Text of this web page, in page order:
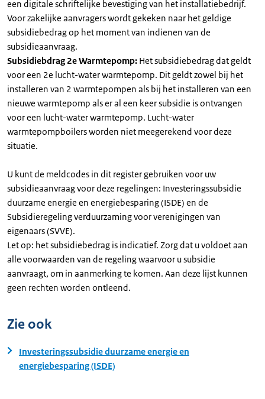
een digitale schriftelijke bevestiging van het installatiebedrijf.
Voor zakelijke aanvragers wordt gekeken naar het geldige
subsidiebedrag op het moment van indienen van de
subsidieaanvraag.
Subsidiebdrag 2e Warmtepomp: Het subsidiebedrag dat geldt
voor een 2e lucht-water warmtepomp. Dit geldt zowel bij het
installeren van 2 warmtepompen als bij het installeren van een
nieuwe warmtepomp als er al een keer subsidie is ontvangen
voor een lucht-water warmtepomp. Lucht-water
warmtepompboilers worden niet meegerekend voor deze
situatie.
U kunt de meldcodes in dit register gebruiken voor uw
subsidieaanvraag voor deze regelingen: Investeringssubsidie
duurzame energie en energiebesparing (ISDE) en de
Subsidieregeling verduurzaming voor verenigingen van
eigenaars (SVVE).
Let op: het subsidiebedrag is indicatief. Zorg dat u voldoet aan
alle voorwaarden van de regeling waarvoor u subsidie
aanvraagt, om in aanmerking te komen. Aan deze lijst kunnen
geen rechten worden ontleend.
Zie ook
Investeringssubsidie duurzame energie en
energiebesparing (ISDE)